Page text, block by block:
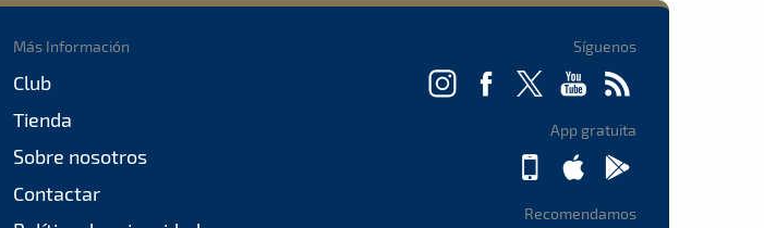
Más Información
Club
Tienda
Sobre nosotros
Contactar
Síguenos
App gratuita
Recomendamos